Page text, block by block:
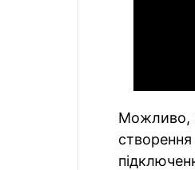
Можливо,
створення